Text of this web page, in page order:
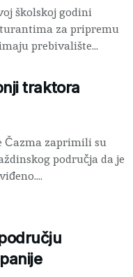
školskoj godini
za pripremu
prebivalište...
traktora
Čazma zaprimili su
područja da je